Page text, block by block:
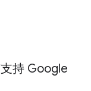
持 Google